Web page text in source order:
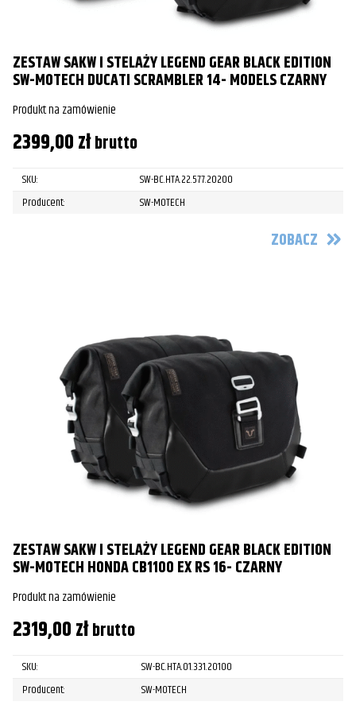
ZESTAW SAKW I STELAŻY LEGEND GEAR BLACK EDITION
SW-MOTECH DUCATI SCRAMBLER 14- MODELS CZARNY
Produkt na zamówienie
2399,00złbrutto
SKU:
SW-BC.HTA.22.577.20200
Producent:
SW-MOTECH
ZOBACZ
ZESTAW SAKW I STELAŻY LEGEND GEAR BLACK EDITION
SW-MOTECH HONDA CB1100 EX RS 16- CZARNY
Produkt na zamówienie
2319,00złbrutto
SKU:
SW-BC.HTA.01.331.20100
Producent:
SW-MOTECH